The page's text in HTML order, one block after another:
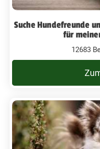
Suche Hundefreunde
für
12683